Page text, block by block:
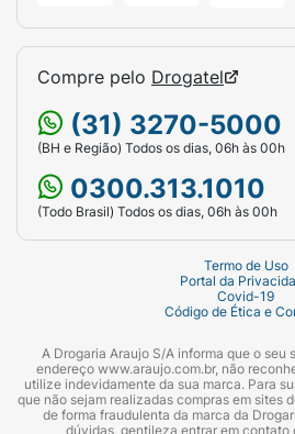
Compre pelo Drogatel
(31) 3270-5000
(BH e Região) Todos os dias, 06h às 00h
0300.313.1010
(Todo Brasil) Todos os dias, 06h às 00h
Termo de Uso
Portal da
Covid-19
Código de Ética e
A Drogaria Araujo S/A informa que o seu
endereço www.araujo.com.br, não
utilize indevidamente da sua marca. Para
que não sejam realizadas compras em sites
de forma fraudulenta da marca da
dúvidas, gentileza entrar em